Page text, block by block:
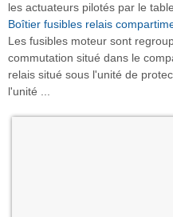
les actuateurs pilotés par le
Boîtier fusibles relais
Les fusibles moteur sont
commutation situé dans le
relais situé sous l'unité de
l'unité ...